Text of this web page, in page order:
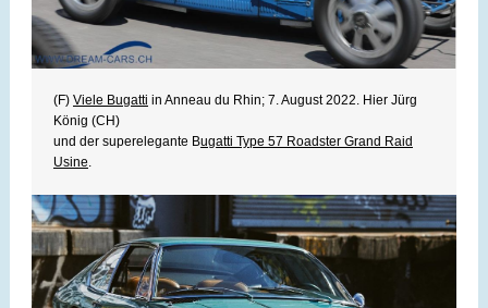
(F) Viele Bugatti in Anneau du Rhin; 7. August 2022. Hier Jürg
König (CH)
und der superelegante Bugatti Type 57 Roadster Grand Raid
Usine.